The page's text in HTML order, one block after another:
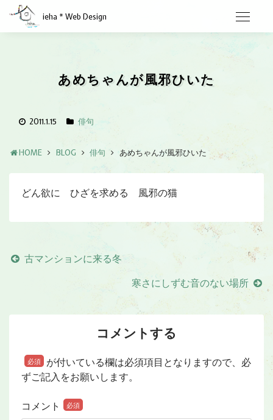
ieha * Web Design
あめちゃんが風邪ひいた
2011.1.15 俳句
HOME BLOG 俳句 あめちゃんが風邪ひいた
どん欲に ひざを求める 風邪の猫
古マンションに来る冬
寒さにしずむ音のない場所
コメントする
必須
が付いている欄は必須項目となりますので、必
ずご記入をお願いします。
コメント 必須